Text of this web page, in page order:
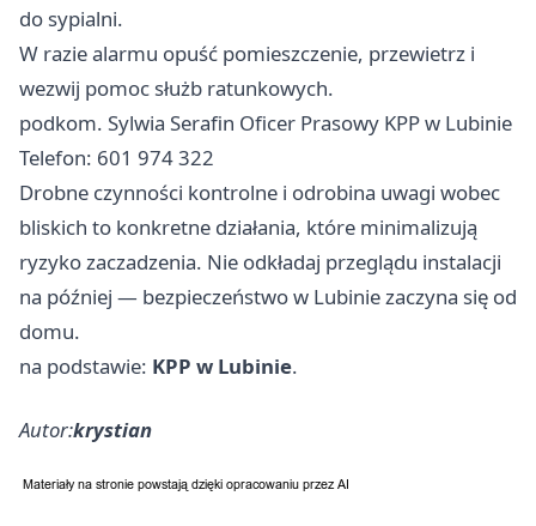
do sypialni.
W razie alarmu opuść pomieszczenie, przewietrz i
wezwij pomoc służb ratunkowych.
podkom. Sylwia Serafin Oficer Prasowy KPP w Lubinie
Telefon: 601 974 322
Drobne czynności kontrolne i odrobina uwagi wobec
bliskich to konkretne działania, które minimalizują
ryzyko zaczadzenia. Nie odkładaj przeglądu instalacji
na później — bezpieczeństwo w Lubinie zaczyna się od
domu.
na podstawie: KPP w Lubinie.
Autor:krystian